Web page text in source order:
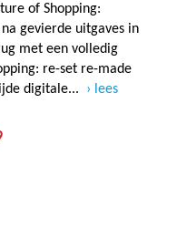
of Shopping:
gevierde uitgaves in
met een volledig
re-set re-made
digitale...
lees